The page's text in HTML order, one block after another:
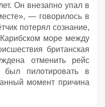
Он внезапно упал в
— говорилось в
потерял сознание,
море между
британская
отменить рейс
был пилотировать в
момент причина